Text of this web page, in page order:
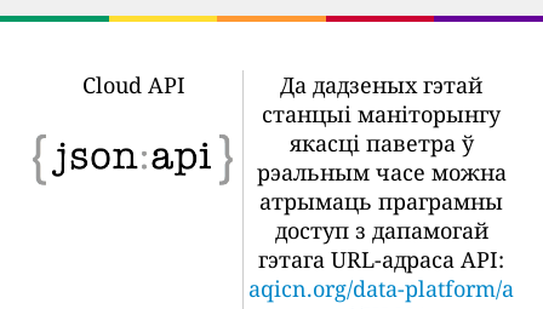
Cloud API
Да дадзеных гэтай
станцыі маніторынгу
якасці паветра ў
рэальным часе можна
атрымаць праграмны
доступ з дапамогай
гэтага URL-адраса API:
aqicn.org/data-platform/a